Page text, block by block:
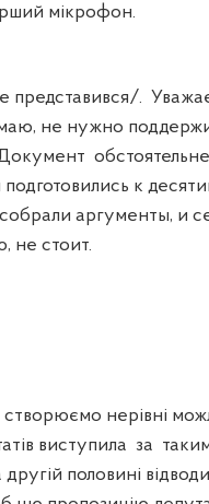
мікрофон.
.
не нужно
к
аргументы, и
не стоит.
нерівні
виступила за
половині